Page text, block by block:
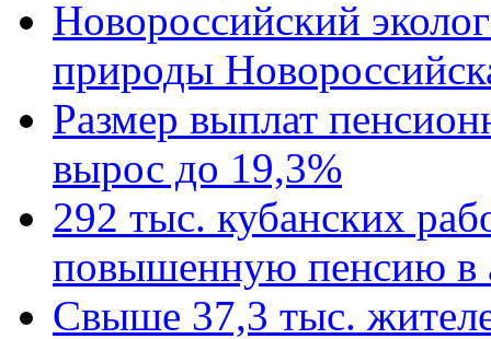
Новороссийский
природы
Размер выплат
вырос до 19,3%
292 тыс. кубанских
повышенную пенсию в
Свыше 37,3 тыс.